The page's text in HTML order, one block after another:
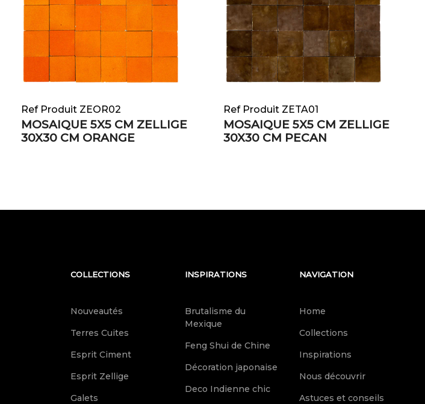
Ref Produit ZEOR02
MOSAIQUE 5X5 CM ZELLIGE
30X30 CM ORANGE
Ref Produit ZETA01
MOSAIQUE 5X5 CM ZELLIGE
30X30 CM PECAN
COLLECTIONS
Nouveautés
Terres Cuites
Esprit Ciment
Esprit Zellige
Galets
INSPIRATIONS
Brutalisme du
Mexique
Feng Shui de Chine
Décoration japonaise
Deco Indienne chic
NAVIGATION
Home
Collections
Inspirations
Nous découvrir
Astuces et conseils